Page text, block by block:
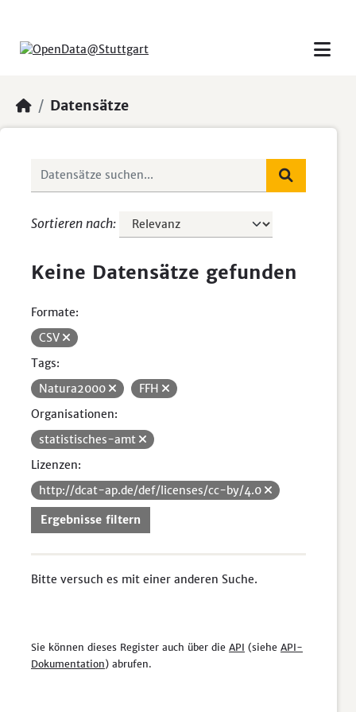
Datensätze
Sortieren nach
Keine Datensätze gefunden
Formate:
CSV
Tags:
Natura2000
FFH
Organisationen:
statistisches-amt
Lizenzen:
http://dcat-ap.de/def/licenses/cc-by/4.0
Ergebnisse filtern
Bitte versuch es mit einer anderen Suche.
Sie können dieses Register auch über die API (siehe API-
Dokumentation) abrufen.